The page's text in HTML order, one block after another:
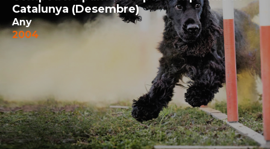
Catalunya (Desembre)
Any
2004